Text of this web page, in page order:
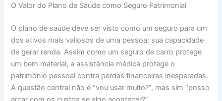
O Valor do Plano de Saúde como Seguro Patrimonial
O plano de saúde deve ser visto como um seguro para um
dos ativos mais valiosos de uma pessoa: sua capacidade
de gerar renda. Assim como um seguro de carro protege
um bem material, a assistência médica protege o
patrimônio pessoal contra perdas financeiras inesperadas.
A questão central não é “vou usar muito?”, mas sim “posso